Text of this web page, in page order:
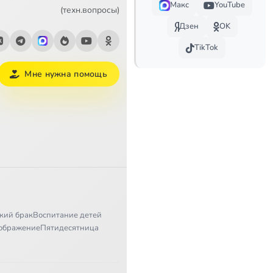
19:37
9:00
17:26
12:35
(техн.вопросы)
Мне нужна помощь
бракВоспитание детей
Пятидесятница
Макс
YouTube
Дзен
OK
TikTok